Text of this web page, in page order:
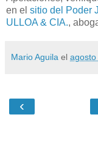
en el sitio del Poder
ULLOA & CIA.,
Mario Aguila el agosto
‹